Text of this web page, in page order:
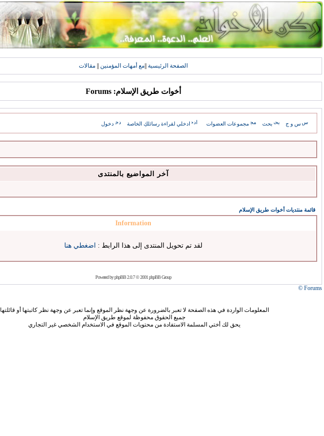
الصفحة الرئيسية مع أمهات المؤمنين مقالات
أخوات طريق الإسلام: Forums
س و ج بحث مجموعات العضوات ادخلي لقراءة رسائلكِ الخاصة دخول
آخر المواضيع بالمنتدى
قائمة منتديات أخوات طريق الإسلام
Information
لقد تم تحويل المنتدى إلى هذا الرابط : اضغطي هنا
Powered byphpBB2.0.7 © 2001 phpBB Group
Forums ©
المعلومات الواردة في هذه الصفحة لا تعبر بالضرورة عن وجهة نظر الموقع وإنما تعبر عن وجهة نظر كاتبتها أو قائلتها
جميع الحقوق محفوظة لموقع طريق الإسلام
يحق لك أختي المسلمة الاستفادة من محتويات الموقع في الاستخدام الشخصي غير التجاري